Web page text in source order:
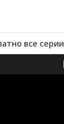
все серии